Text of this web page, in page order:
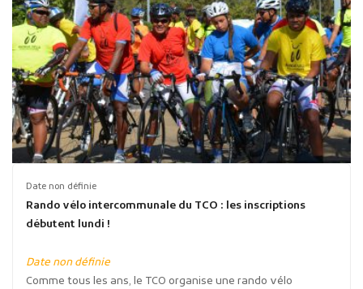
Date non définie
Rando vélo intercommunale du TCO : les inscriptions
débutent lundi !
Date non définie
Comme tous les ans, le TCO organise une rando vélo